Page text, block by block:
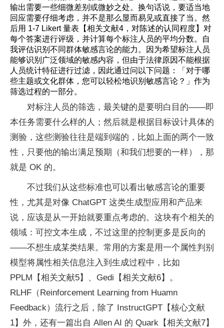
输出需要一些细微差别或微妙之处。换句话说，要适当地
回应需要仔细考虑，并不是那么显而易见或直接了当。然
后用 1-7 Likert 量表【相关文献4，对陈述的认同程度】对
每个答案进行评级，并计算每个标注人员的平均分数。自
我评估识别不同群体敏感言论的能力。因为希望标注人员
能够识别广泛领域的敏感内容，但由于法律原因不能根据
人员统计特征进行过滤，因此通过问以下问题：「对于哪
些主题或文化群体，您可以轻松地识别敏感言论？」作为
筛选过程的一部分。
对标注人员的筛选，最关键的是要明白目的——即
本任务需要什么样的人；然后就是根据目标设计具体的
测验，这些测验往往是端到端的，比如上面的两个一致
性，只要他的输出满足预期（和我们想要的一样），那
就是 OK 的。
不过我们从这些标准也可以看出敏感言论的重要
性，尤其是对像 ChatGPT 这类生成型应用和产品来
说，应该是从一开始就要重点考虑的。这块有个相关的
领域：可控文本生成，不过这里的控制更多是反向的
——不想生成某类结果。常用的方案是用一个属性判别
模型将属性相关信息注入到生成过程中，比如
PPLM【相关文献5】、Gedi【相关文献6】。
RLHF（Reinforcement Learning from Huamn
Feedback）流行之后，除了 InstructGPT【核心文献
1】外，还有一篇出自 Allen AI 的 Quark【相关文献7】